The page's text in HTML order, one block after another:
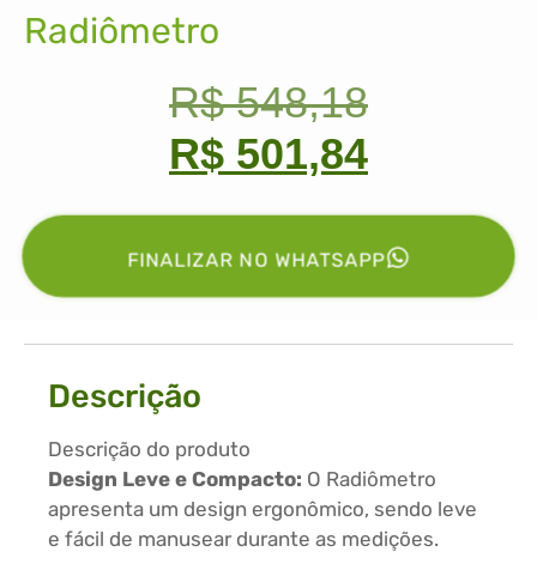
Radiômetro
R$548,18
R$ 501,84
FINALIZAR NO WHATSAPP
Descrição
Descrição do produto
Design Leve e Compacto: O Radiômetro
apresenta um design ergonômico, sendo leve
e fácil de manusear durante as medições.